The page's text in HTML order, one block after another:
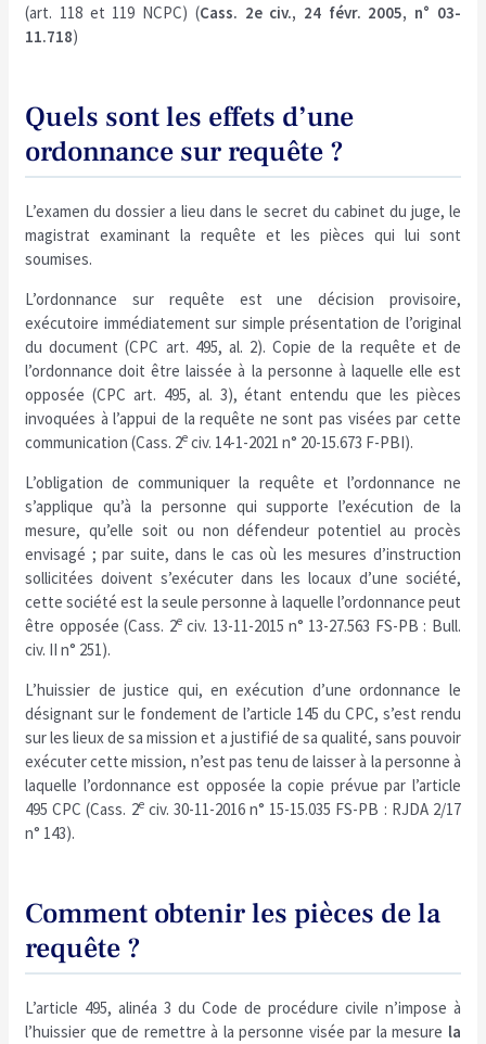
(art. 118 et 119 NCPC) (Cass. 2e civ., 24 févr. 2005, n° 03-
11.718)
Quels sont les effets d’une
ordonnance sur requête ?
L’examen du dossier a lieu dans le secret du cabinet du juge, le
magistrat examinant la requête et les pièces qui lui sont
soumises.
L’ordonnance sur requête est une décision provisoire,
exécutoire immédiatement sur simple présentation de l’original
du document (CPC art. 495, al. 2). Copie de la requête et de
l’ordonnance doit être laissée à la personne à laquelle elle est
opposée (CPC art. 495, al. 3), étant entendu que les pièces
invoquées à l’appui de la requête ne sont pas visées par cette
communication (Cass. 2e civ. 14-1-2021 n° 20-15.673 F-PBI).
L’obligation de communiquer la requête et l’ordonnance ne
s’applique qu’à la personne qui supporte l’exécution de la
mesure, qu’elle soit ou non défendeur potentiel au procès
envisagé ; par suite, dans le cas où les mesures d’instruction
sollicitées doivent s’exécuter dans les locaux d’une société,
cette société est la seule personne à laquelle l’ordonnance peut
être opposée (Cass. 2eciv. 13-11-2015 n° 13-27.563 FS-PB : Bull.
civ. II n° 251).
L’huissier de justice qui, en exécution d’une ordonnance le
désignant sur le fondement de l’article 145 du CPC, s’est rendu
sur les lieux de sa mission et a justifié de sa qualité, sans pouvoir
exécuter cette mission, n’est pas tenu de laisser à la personne à
laquelle l’ordonnance est opposée la copie prévue par l’article
495 CPC (Cass. 2eciv. 30-11-2016 n° 15-15.035 FS-PB : RJDA 2/17
n° 143).
Comment obtenir les pièces de la
requête ?
L’article 495, alinéa 3 du Code de procédure civile n’impose à
l’huissier que de remettre à la personne visée par la mesure la